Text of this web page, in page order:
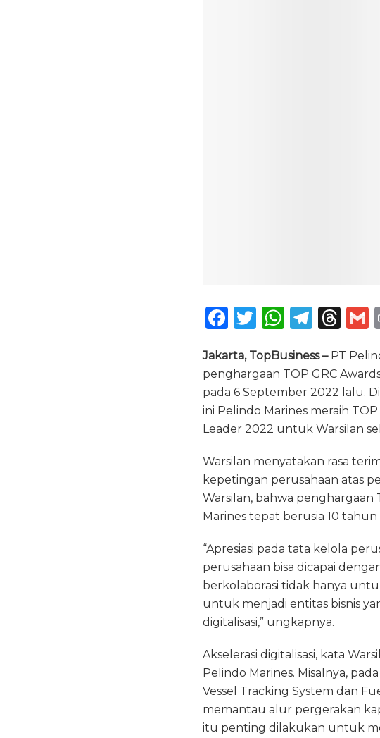
F
c
e
b
o
o
k
T
it
te
r
W
a
ts
A
p
p
T
e
g
ra
m
T
re
a
d
s
l
Jakarta, TopBusiness –PT
penghargaan TOP GRC
pada 6 September 2022 lalu.
ini Pelindo Marines meraih
Leader 2022 untuk Warsilan
Warsilan menyatakan rasa
kepetingan perusahaan atas
Warsilan, bahwa penghargaan
Marines tepat berusia 10
“Apresiasi pada tata kelola
perusahaan bisa dicapai
berkolaborasi tidak hanya
untuk menjadi entitas bisnis
digitalisasi,” ungkapnya.
Akselerasi digitalisasi, kata
Pelindo Marines. Misalnya,
Vessel Tracking System dan
memantau alur pergerakan
itu penting dilakukan untuk